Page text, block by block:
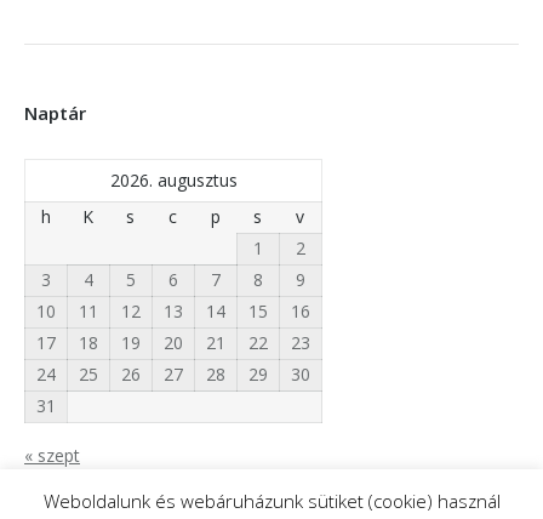
Naptár
2026. augusztus
h
K s c p s
v
1
2
3
4 5 6 7 8
9
10
11 12 13 14 15
16
17
18 19 20 21 22
23
24
25 26 27 28 29
30
31
« szept
Weboldalunk és webáruházunk sütiket (cookie) használ